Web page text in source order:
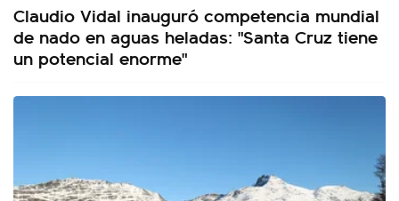
Claudio Vidal inauguró competencia mundial
de nado en aguas heladas: "Santa Cruz tiene
un potencial enorme"